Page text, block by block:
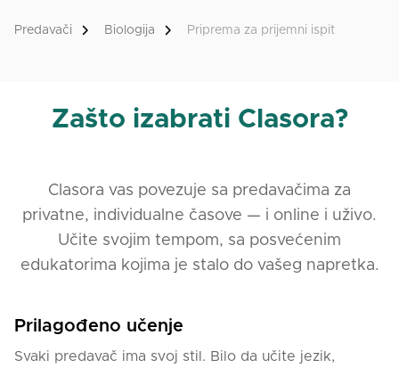
Predavači Biologija Priprema za prijemni ispit
Zašto izabrati Clasora?
Clasora vas povezuje sa predavačima za
privatne, individualne časove — i online i uživo.
Učite svojim tempom, sa posvećenim
edukatorima kojima je stalo do vašeg napretka.
Prilagođeno učenje
Svaki predavač ima svoj stil. Bilo da učite jezik,